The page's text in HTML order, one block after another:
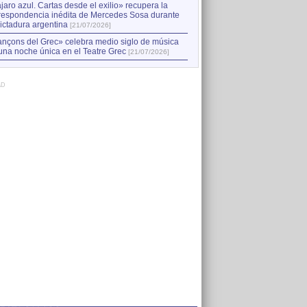
azul. Cartas desde el exilio» recupera la
inédita de Mercedes Sosa durante
argentina [21/07/2026]
del Grec» celebra medio siglo de música
noche única en el Teatre Grec [21/07/2026]